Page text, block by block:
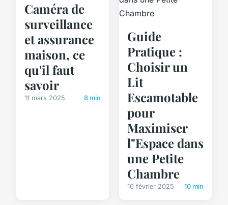
Caméra de
surveillance
et assurance
maison, ce
qu'il faut
savoir
11 mars 2025 8 min
Guide
Pratique :
Choisir un
Lit
Escamotable
pour
Maximiser
l"Espace dans
une Petite
Chambre
10 février 2025 10 min